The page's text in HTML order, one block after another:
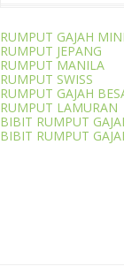
RUMPUT GAJAH MINI
RUMPUT JEPANG
RUMPUT MANILA
RUMPUT SWISS
RUMPUT GAJAH
RUMPUT LAMURAN
BIBIT RUMPUT
BIBIT RUMPUT